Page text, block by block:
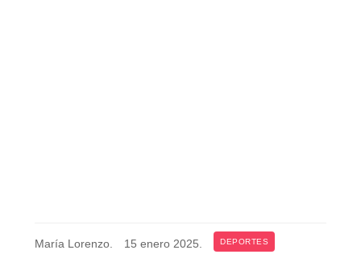
María Lorenzo. 15 enero 2025. DEPORTES